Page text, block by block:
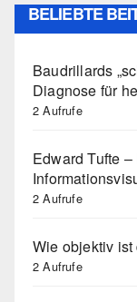
BELIEBTE
Baudrillards
Diagnose für
2 Aufrufe
Edward Tufte
2 Aufrufe
Wie objektiv
2 Aufrufe